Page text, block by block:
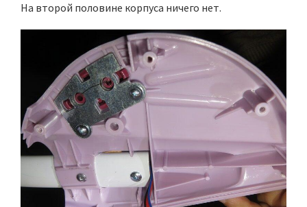
На второй половине корпуса ничего нет.